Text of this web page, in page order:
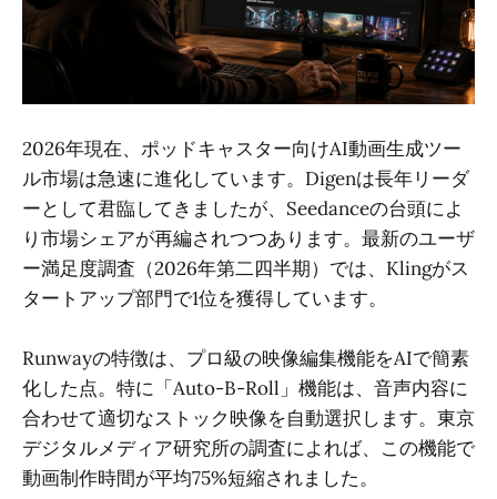
2026年現在、ポッドキャスター向けAI動画生成ツー
ル市場は急速に進化しています。Digenは長年リーダ
ーとして君臨してきましたが、Seedanceの台頭によ
り市場シェアが再編されつつあります。最新のユーザ
ー満足度調査（2026年第二四半期）では、Klingがス
タートアップ部門で1位を獲得しています。
Runwayの特徴は、プロ級の映像編集機能をAIで簡素
化した点。特に「Auto-B-Roll」機能は、音声内容に
合わせて適切なストック映像を自動選択します。東京
デジタルメディア研究所の調査によれば、この機能で
動画制作時間が平均75%短縮されました。